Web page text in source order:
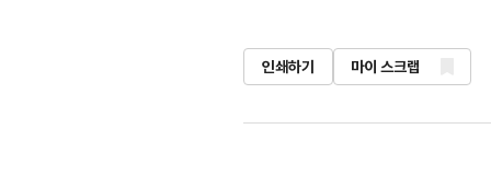
인쇄하기 마이 스크랩